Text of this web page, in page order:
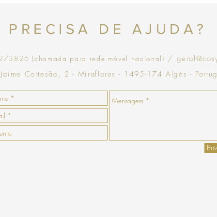
PRECISA DE AJUDA?
(chamada para rede móvel nacional) /
Cortesão, 2 - Miraflores - 1495-174 Algés -